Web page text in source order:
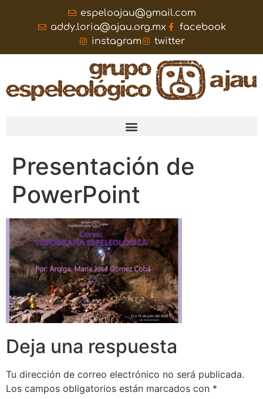
espeloajau@gmail.com
addy.loria@ajau.org.mx
facebook
instagram
twitter
Presentación de
PowerPoint
Deja una respuesta
Tu dirección de correo electrónico no será publicada.
Los campos obligatorios están marcados con *